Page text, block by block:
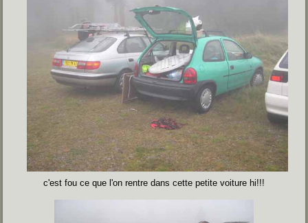
c'est fou ce que l'on rentre dans cette petite voiture hi!!!